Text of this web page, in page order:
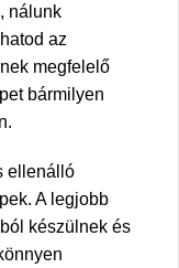
nálunk
az
megfelelő
bármilyen
ellenálló
A legjobb
készülnek és